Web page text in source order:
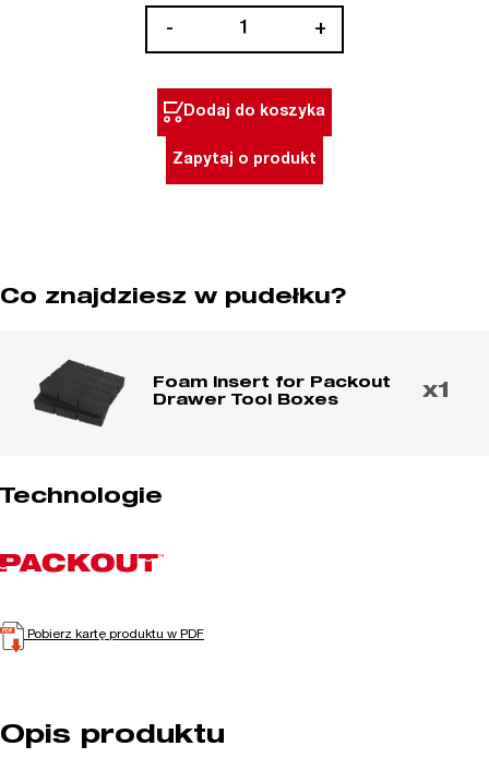
-
do
skrzyni
+
Dodaj do koszyka
Zapytaj o produkt
Co znajdziesz w pudełku?
Foam Insert for Packout
Drawer Tool Boxes
x1
Technologie
Pobierz kartę produktu w PDF
Opis produktu